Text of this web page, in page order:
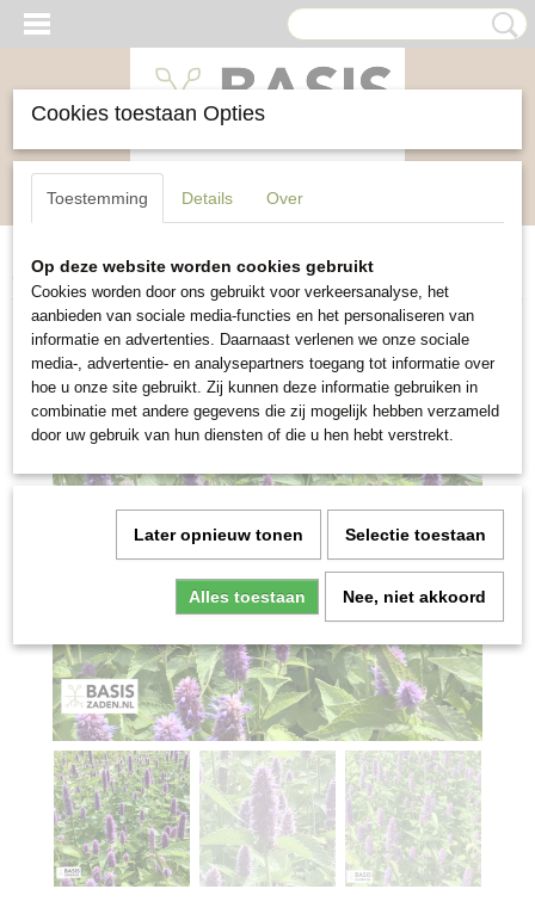
Inloggen Registreren
Home>Bloemen>Dropplant
Cookies toestaan Opties
Toestemming Details Over
Op deze website worden cookies gebruikt
Cookies worden door ons gebruikt voor verkeersanalyse, het
aanbieden van sociale media-functies en het personaliseren van
informatie en advertenties. Daarnaast verlenen we onze sociale
media-, advertentie- en analysepartners toegang tot informatie over
hoe u onze site gebruikt. Zij kunnen deze informatie gebruiken in
combinatie met andere gegevens die zij mogelijk hebben verzameld
door uw gebruik van hun diensten of die u hen hebt verstrekt.
Later opnieuw tonen Selectie toestaan
Alles toestaan Nee, niet akkoord